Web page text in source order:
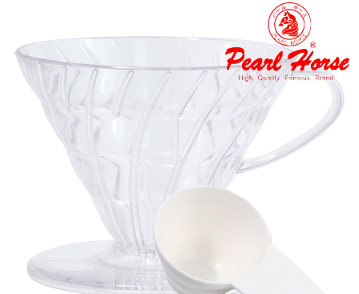
※ 請注意：結帳手續完成當下不需立刻繳費，但若您需要取消訂單，請聯絡
購買商品的店家。未經商家同意取消之訂單仍視為有效，需透過AFTEE先享
後付繳納相關費用。
※ 交易是否成功請以「AFTEE先享後付 」之結帳頁面顯示為準，若有關於
是否繳費成功／繳費後需取消欲退款等相關疑問，請聯繫「AFTEE先享後付
客戶支援中心」
https://netprotections.freshdesk.com/support/home
【注意事項】
１．透過由恩沛科技股份有限公司提供之「AFTEE先享後付」服務完成之交
易，需依本服務之必要範圍內提供個人資料，並將交易相關給付款項請求債
權轉讓予恩沛科技股份有限公司。
２．關於個人資料處理事宜，請瀏覽以下網址：
https://aftee.tw/terms/#terms3
３．未成年的使用者請事先徵得法定代理人或監護人之同意方可使用
「AFTEE先享後付」，若未經同意申辦者引起之損失，本公司不負相關責
４．使用「AFTEE先享後付」時，將依據個別帳號之用戶狀況，依本公司即
時審查核予不同之上限額度；若仍有額度不足之情形，本公司將視審查結果
請求用戶進行身份認證。
7-11取貨付款三天
每筆NT$60，滿NT$490(含以上)免運費
7-11離島取貨付款
每筆NT$100，滿NT$1,000(含以上)免運費
本島宅配1~2天後到
每筆NT$80，滿NT$490(含以上)免運費
每筆NT$150，滿NT$3,000(含以上)免運費
貨到付款
每筆NT$150，滿NT$3,000(含以上)免運費